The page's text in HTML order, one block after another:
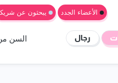
الأعضاء الجدد يبحثون عن
رجال السن